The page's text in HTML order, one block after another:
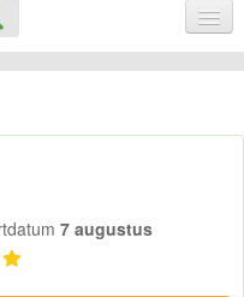
7 augustus